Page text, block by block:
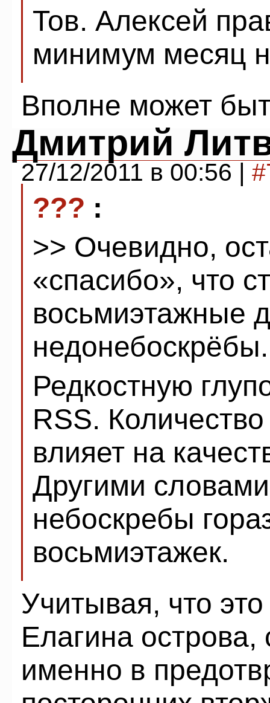
Тов. Алексей
минимум месяц
Вполне может
Дмитрий
27/12/2011 в 00:56 |
??? :
>> Очевидно,
«спасибо», что
восьмиэтажные
недонебоскрёбы.
Редкостную
RSS.
влияет на
Другими
небоскребы
восьмиэтажек.
Учитывая, что
Елагина острова,
именно в